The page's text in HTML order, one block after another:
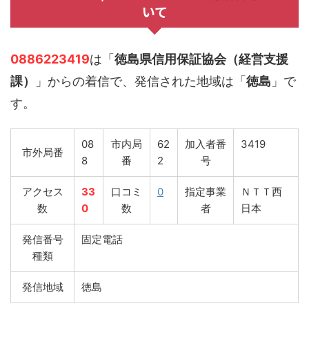
いて
0886223419は「徳島県信用保証協会（経営支援
課）
」からの着信で、発信された地域は「徳島 」で
す。
市外局番
08
8
市内局
番
62
2
加入者番
号
3419
アクセス
数
33
0
口コミ
数
0
指定事業
者
ＮＴＴ西
日本
発信番号
種類
固定電話
発信地域 徳島